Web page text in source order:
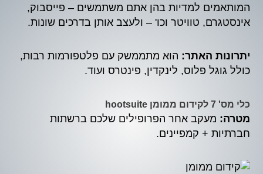
המותאמים למדיות בהן אתם משתמשים – פייסבוק,
אינסטגרם, טוויטר וכו' – ולעצב אותן בדרכים שונות.
יתרונות האתר: הוא מתממשק עם פלטפורמות רבות,
כולל גוגל פלוס, לינקדין, פינטרס ועוד.
כלי מס' 7 לקידום ממומן hootsuite
מטרה: מעקב אחר הפרופילים שלכם ברשתות
חברתיות + קמפיינים.